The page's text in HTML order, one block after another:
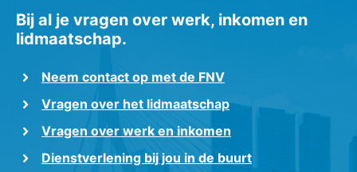
Bij al je vragen over werk, inkomen en
lidmaatschap.
Neem contact op met de FNV
Vragen over het lidmaatschap
Vragen over werk en inkomen
Dienstverlening bij jou in de buurt